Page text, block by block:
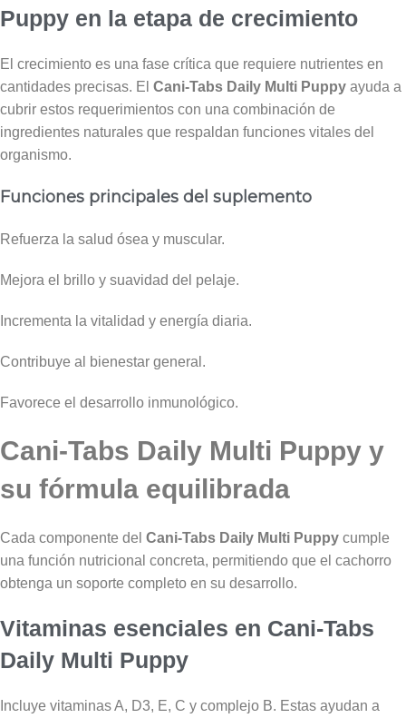
Puppy en la etapa de crecimiento
El crecimiento es una fase crítica que requiere nutrientes en
cantidades precisas. El Cani-Tabs Daily Multi Puppy ayuda a
cubrir estos requerimientos con una combinación de
ingredientes naturales que respaldan funciones vitales del
organismo.
Funciones principales del suplemento
Refuerza la salud ósea y muscular.
Mejora el brillo y suavidad del pelaje.
Incrementa la vitalidad y energía diaria.
Contribuye al bienestar general.
Favorece el desarrollo inmunológico.
Cani-Tabs Daily Multi Puppy y
su fórmula equilibrada
Cada componente del Cani-Tabs Daily Multi Puppy cumple
una función nutricional concreta, permitiendo que el cachorro
obtenga un soporte completo en su desarrollo.
Vitaminas esenciales en Cani-Tabs
Daily Multi Puppy
Incluye vitaminas A, D3, E, C y complejo B. Estas ayudan a